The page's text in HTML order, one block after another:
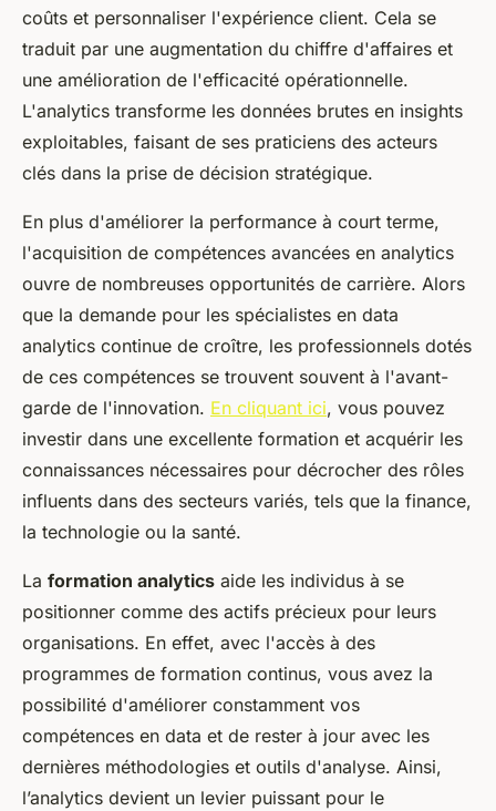
coûts et personnaliser l'expérience client. Cela se
traduit par une augmentation du chiffre d'affaires et
une amélioration de l'efficacité opérationnelle.
L'analytics transforme les données brutes en insights
exploitables, faisant de ses praticiens des acteurs
clés dans la prise de décision stratégique.
En plus d'améliorer la performance à court terme,
l'acquisition de compétences avancées en analytics
ouvre de nombreuses opportunités de carrière. Alors
que la demande pour les spécialistes en data
analytics continue de croître, les professionnels dotés
de ces compétences se trouvent souvent à l'avant-
garde de l'innovation. En cliquant ici, vous pouvez
investir dans une excellente formation et acquérir les
connaissances nécessaires pour décrocher des rôles
influents dans des secteurs variés, tels que la finance,
la technologie ou la santé.
La formation analytics aide les individus à se
positionner comme des actifs précieux pour leurs
organisations. En effet, avec l'accès à des
programmes de formation continus, vous avez la
possibilité d'améliorer constamment vos
compétences en data et de rester à jour avec les
dernières méthodologies et outils d'analyse. Ainsi,
l’analytics devient un levier puissant pour le